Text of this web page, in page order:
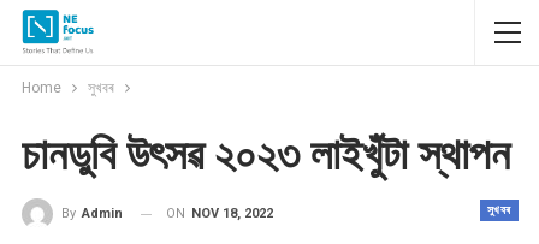
Home সুখবৰ
চানডুবি উৎসৱ ২০২৩ লাইখুঁটা স্থাপন
সুখবৰ
By Admin ON NOV 18, 2022